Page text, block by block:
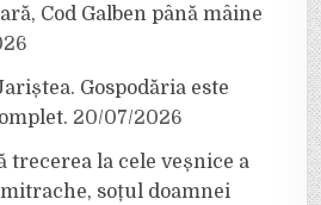
Cod Galben până mâine
Gospodăria este
20/07/2026
trecerea la cele veșnice a
soțul doamnei